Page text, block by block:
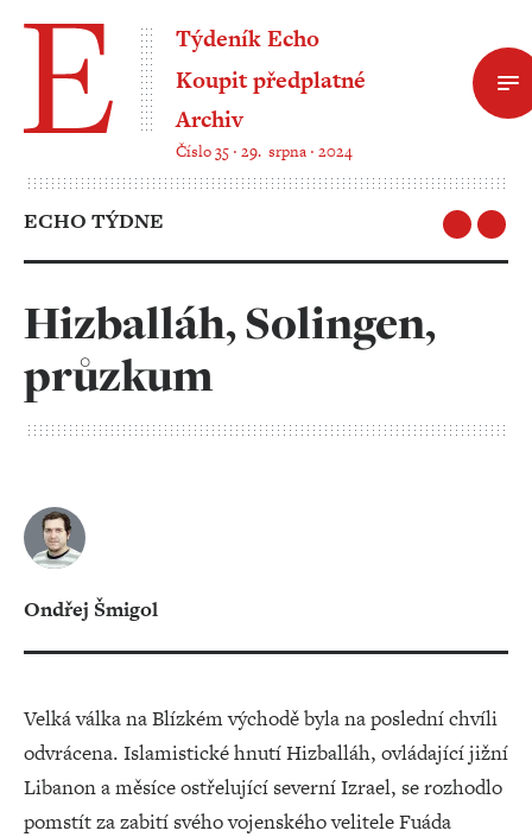
Týdeník Echo
Koupit předplatné
Archiv
Číslo 35 ‧ 29. srpna ‧ 2024
ECHO TÝDNE
Hizballáh, Solingen,
průzkum
Ondřej Šmigol
Velká válka na Blízkém východě byla na poslední chvíli
odvrácena. Islamistické hnutí Hizballáh, ovládající jižní
Libanon a měsíce ostřelující severní Izrael, se rozhodlo
pomstít za zabití svého vojenského velitele Fuáda